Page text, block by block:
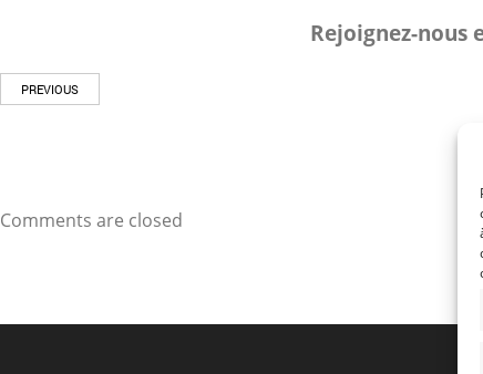
Rejoignez-nous
PREVIOUS
Comments are closed